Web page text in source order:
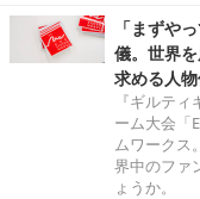
「まずや
儀。世界
求める人物
『ギルテ
ーム大会「
ムワークス
界中のファ
ょうか。